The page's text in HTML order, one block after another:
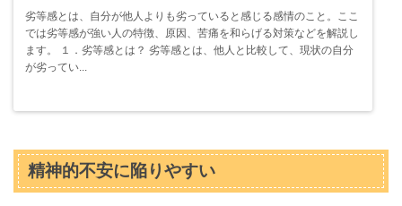
劣等感とは、自分が他人よりも劣っていると感じる感情のこと。ここ
では劣等感が強い人の特徴、原因、苦痛を和らげる対策などを解説し
ます。 １．劣等感とは？ 劣等感とは、他人と比較して、現状の自分
が劣ってい...
精神的不安に陥りやすい